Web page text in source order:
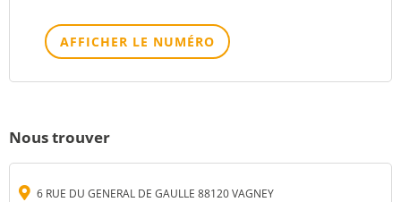
AFFICHER LE NUMÉRO
Nous trouver
6 RUE DU GENERAL DE GAULLE 88120 VAGNEY